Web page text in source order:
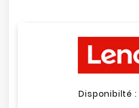
Disponibilté :